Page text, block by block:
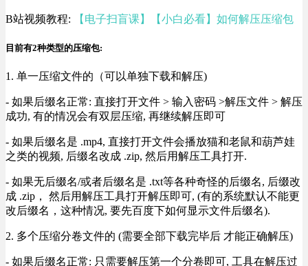
B站视频教程: 【电子扫盲课】【小白必看】如何解压压缩包
目前有2种类型的压缩包:
1. 单一压缩文件的（可以单独下载和解压)
- 如果后缀名正常: 直接打开文件 > 输入密码 >解压文件 > 解压
成功, 有的情况会有双层压缩, 再继续解压即可
- 如果后缀名是 .mp4, 直接打开文件会播放猫和老鼠和葫芦娃
之类的视频, 后缀名改成 .zip, 然后用解压工具打开.
- 如果无后缀名/或者后缀名是 .txt等各种奇怪的后缀名, 后缀改
成 .zip， 然后用解压工具打开解压即可, (有的系统默认不能更
改后缀名，这种情况, 要先百度下如何显示文件后缀名).
2. 多个压缩分卷文件的 (需要全部下载完毕后 才能正确解压)
- 如果后缀名正常: 只需要解压第一个分卷即可, 工具在解压过